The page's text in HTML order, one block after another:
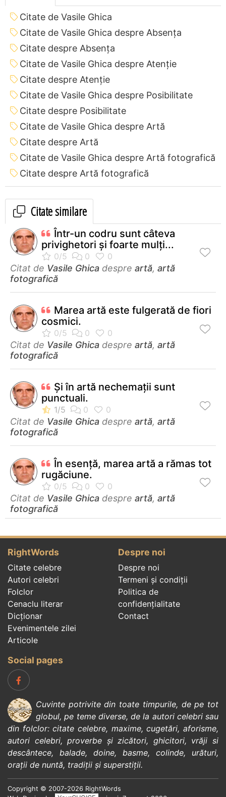
Citate de Vasile Ghica
Citate de Vasile Ghica despre Absența
Citate despre Absența
Citate de Vasile Ghica despre Atenție
Citate despre Atenție
Citate de Vasile Ghica despre Posibilitate
Citate despre Posibilitate
Citate de Vasile Ghica despre Artă
Citate despre Artă
Citate de Vasile Ghica despre Artă fotografică
Citate despre Artă fotografică
Citate similare
Într-un codru sunt câteva
privighetori şi foarte mulţi...
Citat de Vasile Ghica despre artă, artă
fotografică
Marea artă este fulgerată de fiori
cosmici.
Citat de Vasile Ghica despre artă, artă
fotografică
Și în artă nechemații sunt
punctuali.
Citat de Vasile Ghica despre artă, artă
fotografică
În esenţă, marea artă a rămas tot
rugăciune.
Citat de Vasile Ghica despre artă, artă
fotografică
RightWords
Citate celebre
Autori celebri
Folclor
Cenaclu literar
Dicționar
Evenimentele zilei
Articole
Despre noi
Despre noi
Termeni și condiții
Politica de
confidenţialitate
Contact
Social pages
Cuvinte potrivite din toate timpurile, de pe tot
globul, pe teme diverse, de la autori celebrisau
din folclor:citate celebre, maxime,cugetări,aforisme,
autori celebri,proverbe și zicători, ghicitori, vrăji si
descântece, balade, doine, basme, colinde, urături,
orații de nuntă, tradiții și superstiții.
Copyright © 2007-2026 RightWords